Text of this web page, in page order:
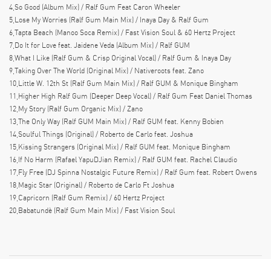
4,So Good (Album Mix) / Ralf Gum Feat Caron Wheeler
5,Lose My Worries (Ralf Gum Main Mix) / Inaya Day & Ralf Gum
6,Tapta Beach (Manoo Soca Remix) / Fast Vision Soul & 60 Hertz Project
7,Do It for Love feat. Jaidene Veda (Album Mix) / Ralf GUM
8,What I Like (Ralf Gum & Crisp Original Vocal) / Ralf Gum & Inaya Day
9,Taking Over The World (Original Mix) / Nativeroots feat. Zano
10,Little W. 12th St (Ralf Gum Main Mix) / Ralf GUM & Monique Bingham
11,Higher High Ralf Gum (Deeper Deep Vocal) / Ralf Gum Feat Daniel Thomas
12,My Story (Ralf Gum Organic Mix) / Zano
13,The Only Way (Ralf GUM Main Mix) / Ralf GUM feat. Kenny Bobien
14,Soulful Things (Original) / Roberto de Carlo feat. Joshua
15,Kissing Strangers (Original Mix) / Ralf GUM feat. Monique Bingham
16,If No Harm (Rafael YapuDJian Remix) / Ralf GUM feat. Rachel Claudio
17,Fly Free (DJ Spinna Nostalgic Future Remix) / Ralf Gum feat. Robert Owens
18,Magic Star (Original) / Roberto de Carlo Ft Joshua
19,Capricorn (Ralf Gum Remix) / 60 Hertz Project
20,Babatundè (Ralf Gum Main Mix) / Fast Vision Soul